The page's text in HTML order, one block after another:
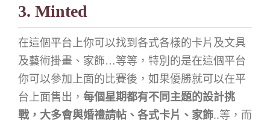
3. Minted
在這個平台上你可以找到各式各樣的卡片及文具
及藝術掛畫、家飾…等等，特別的是在這個平台
你可以參加上面的比賽後，如果優勝就可以在平
台上面售出， 每個星期都有不同主題的設計挑
戰，大多會與婚禮請帖、各式卡片、家飾..等，而